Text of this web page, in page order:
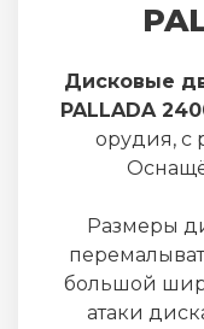
Дисковые
PALLADA
орудия, с
Размеры
большой
атаки